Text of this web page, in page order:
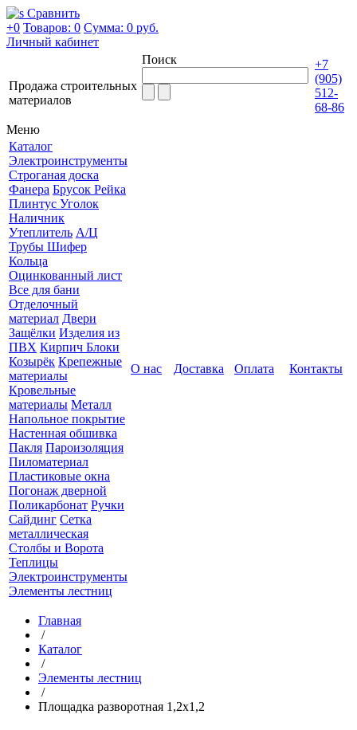
Сравнить
+0 Товаров: 0 Сумма: 0 руб.
Личный кабинет
Продажа строительных
материалов
Поиск
+7
(905)
512-
68-86
Меню
Каталог
Электроинструменты
Строганая доска
Фанера Брусок Рейка
Плинтус Уголок
Наличник
Утеплитель А/Ц
Трубы Шифер
Кольца
Оцинкованный лист
Все для бани
Отделочный
материал Двери
Защёлки Изделия из
ПВХ Кирпич Блоки
Козырёк Крепежные
материалы
Кровельные
материалы Металл
Напольное покрытие
Настенная обшивка
Пакля Пароизоляция
Пиломатериал
Пластиковые окна
Погонаж дверной
Поликарбонат Ручки
Сайдинг Сетка
металлическая
Столбы и Ворота
Теплицы
Электроинструменты
Элементы лестниц
О нас Доставка Оплата Контакты
Главная
/
Каталог
/
Элементы лестниц
/
Площадка разворотная 1,2x1,2